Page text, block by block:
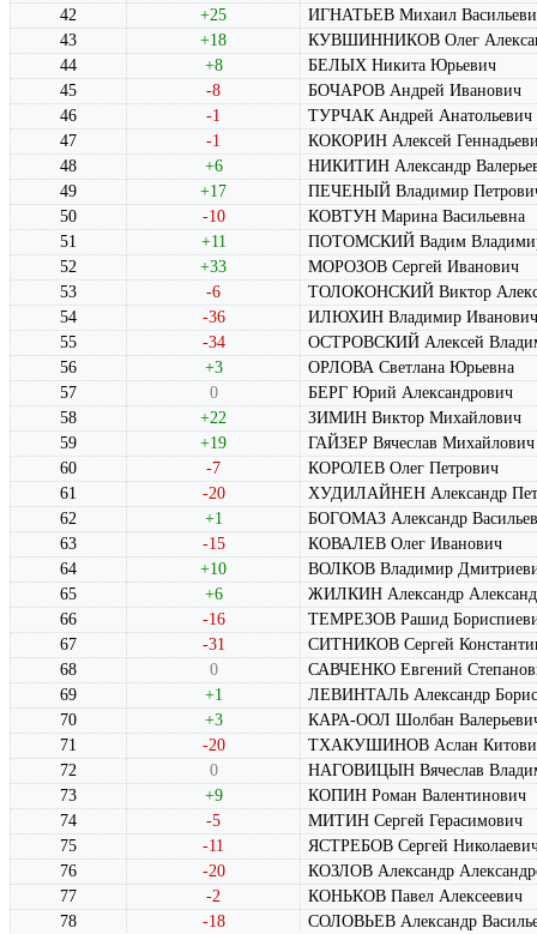
42
+25
ИГНАТЬЕВ Михаил
43
+18
КУВШИННИКОВ Олег
44
+8
БЕЛЫХ Никита Юрьевич
45
-8
БОЧАРОВ Андрей Иванович
46
-1
ТУРЧАК Андрей Анатольевич
47
-1
КОКОРИН Алексей
48
+6
НИКИТИН Александр
49
+17
ПЕЧЕНЫЙ Владимир
50
-10
КОВТУН Марина Васильевна
51
+11
ПОТОМСКИЙ Вадим
52
+33
МОРОЗОВ Сергей Иванович
53
-6
ТОЛОКОНСКИЙ Виктор
54
-36
ИЛЮХИН Владимир Иванович
55
-34
ОСТРОВСКИЙ Алексей
56
+3
ОРЛОВА Светлана Юрьевна
57
0
БЕРГ Юрий Александрович
58
+22
ЗИМИН Виктор Михайлович
59
+19
ГАЙЗЕР Вячеслав Михайлович
60
-7
КОРОЛЕВ Олег Петрович
61
-20
ХУДИЛАЙНЕН Александр
62
+1
БОГОМАЗ Александр
63
-15
КОВАЛЕВ Олег Иванович
64
+10
ВОЛКОВ Владимир
65
+6
ЖИЛКИН Александр
66
-16
ТЕМРЕЗОВ Рашид
67
-31
СИТНИКОВ Сергей
68
0
САВЧЕНКО Евгений
69
+1
ЛЕВИНТАЛЬ Александр
70
+3
КАРА-ООЛ Шолбан
71
-20
ТХАКУШИНОВ Аслан
72
0
НАГОВИЦЫН Вячеслав
73
+9
КОПИН Роман Валентинович
74
-5
МИТИН Сергей Герасимович
75
-11
ЯСТРЕБОВ Сергей
76
-20
КОЗЛОВ Александр
77
-2
КОНЬКОВ Павел Алексеевич
78
-18
СОЛОВЬЕВ Александр